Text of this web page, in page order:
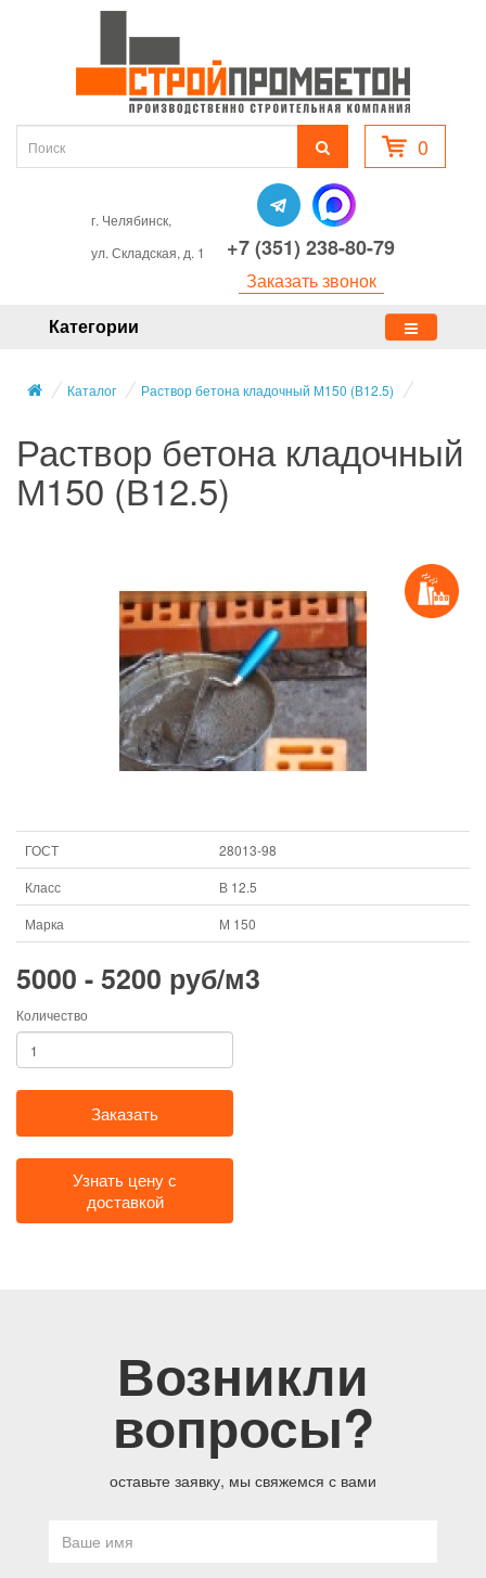
0
г. Челябинск,
ул. Складская, д. 1
+7 (351) 238-80-79
Заказать звонок
Категории
Каталог Раствор бетона кладочный М150 (В12.5)
Раствор бетона кладочный
М150 (В12.5)
ГОСТ
28013-98
Класс
В 12.5
Марка
М 150
5000 - 5200 руб/м3
Количество
Заказать
Узнать цену с
доставкой
Возникли
вопросы?
оставьте заявку, мы свяжемся с вами